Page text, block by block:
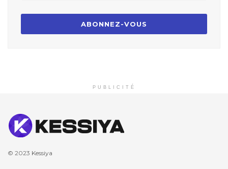
PUBLICITÉ
© 2023 Kessiya